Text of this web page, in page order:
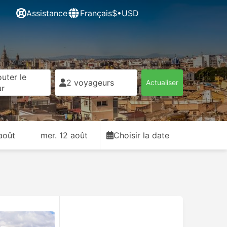
Assistance Français$•USD
le
2 voyageurs Actualiser
mer. 12 août Choisir la date